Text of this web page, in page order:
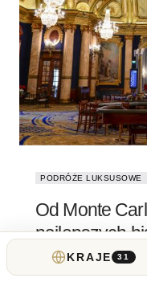
PODRÓŻE LUKSUSOWE
Od Monte
najlepszych
kasyn w
KRAJE 31